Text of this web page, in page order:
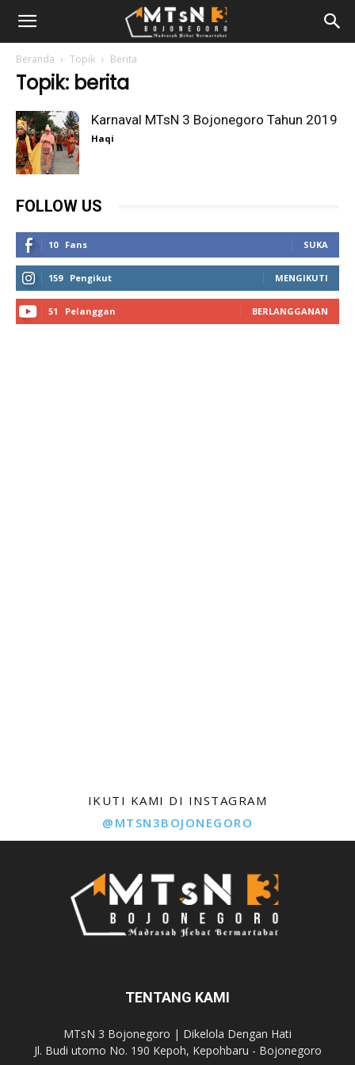
Beranda Topik Berita
Topik: berita
Karnaval MTsN 3 Bojonegoro Tahun 2019
Haqi
FOLLOW US
10 Fans SUKA
159 Pengikut MENGIKUTI
51 Pelanggan BERLANGGANAN
IKUTI KAMI DI INSTAGRAM
@MTSN3BOJONEGORO
TENTANG KAMI
MTsN 3 Bojonegoro | Dikelola Dengan Hati
Jl. Budi utomo No. 190 Kepoh, Kepohbaru - Bojonegoro